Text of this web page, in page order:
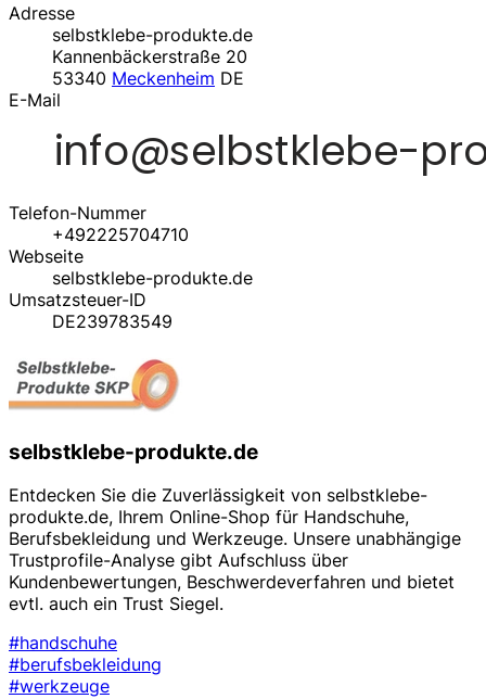
Adresse
selbstklebe-produkte.de
Kannenbäckerstraße 20
53340 Meckenheim DE
E-Mail
Telefon-Nummer
+492225704710
Webseite
selbstklebe-produkte.de
Umsatzsteuer-ID
DE239783549
selbstklebe-produkte.de
Entdecken Sie die Zuverlässigkeit von selbstklebe-
produkte.de, Ihrem Online-Shop für Handschuhe,
Berufsbekleidung und Werkzeuge. Unsere unabhängige
Trustprofile-Analyse gibt Aufschluss über
Kundenbewertungen, Beschwerdeverfahren und bietet
evtl. auch ein Trust Siegel.
#handschuhe
#berufsbekleidung
#werkzeuge